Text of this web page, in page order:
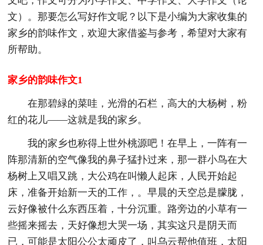
文）。那要怎么写好作文呢？以下是小编为大家收集的
家乡的韵味作文，欢迎大家借鉴与参考，希望对大家有
所帮助。
家乡的韵味作文1
在那碧緑的菜哇，光滑的石栏，高大的大杨树，粉
红的花儿——这就是我的家乡。
我的家乡也称得上世外桃源吧！在早上，一阵有一
阵那清新的空气像我的鼻子猛扑过来，那一群小鸟在大
杨树上又唱又跳，大公鸡在叫懒人起床，人民开始起
床，准备开始新一天的工作，。早晨的天空总是朦胧，
云好像被什么东西压着，十分沉重。路旁边的小草有一
些摇来摇去，天好像想大哭一场，其实这只是阴天而
已，可能是太阳公公太顽皮了，叫乌云帮他值班，太阳